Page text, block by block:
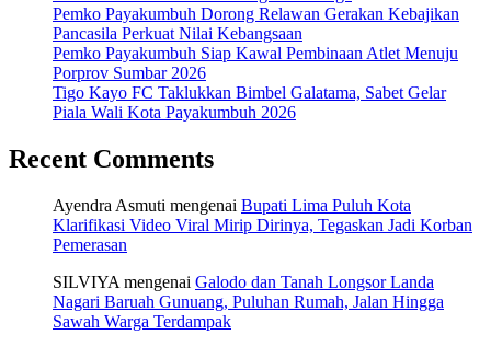
Pemko Payakumbuh Dorong Relawan Gerakan Kebajikan
Pancasila Perkuat Nilai Kebangsaan
Pemko Payakumbuh Siap Kawal Pembinaan Atlet Menuju
Porprov Sumbar 2026
Tigo Kayo FC Taklukkan Bimbel Galatama, Sabet Gelar
Piala Wali Kota Payakumbuh 2026
Recent Comments
Ayendra Asmuti mengenai Bupati Lima Puluh Kota
Klarifikasi Video Viral Mirip Dirinya, Tegaskan Jadi Korban
Pemerasan
SILVIYA mengenai Galodo dan Tanah Longsor Landa
Nagari Baruah Gunuang, Puluhan Rumah, Jalan Hingga
Sawah Warga Terdampak